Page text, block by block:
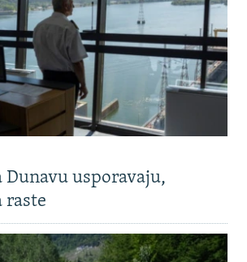
Dunavu usporavaju,
raste